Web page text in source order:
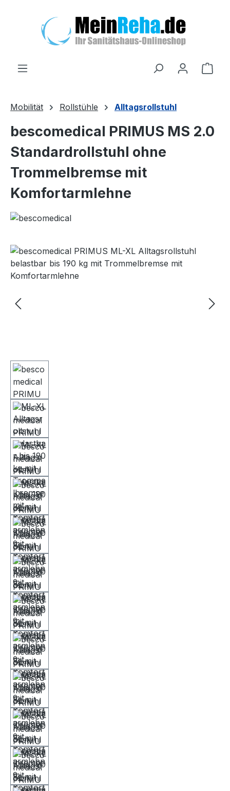
Mobilität Rollstühle Alltagsrollstuhl
bescomedical PRIMUS MS 2.0
Standardrollstuhl ohne
Trommelbremse mit
Komfortarmlehne
Bildergalerie überspringen